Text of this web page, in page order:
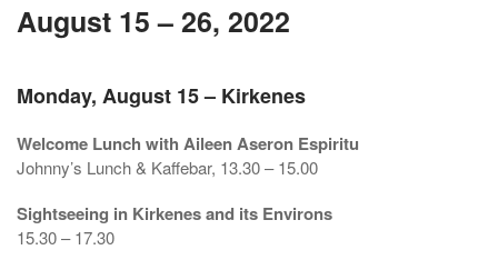
August 15 – 26, 2022
Monday, August 15 – Kirkenes
Welcome Lunch with Aileen Aseron Espiritu
Johnny’s Lunch & Kaffebar, 13.30 – 15.00
Sightseeing in Kirkenes and its Environs
15.30 – 17.30